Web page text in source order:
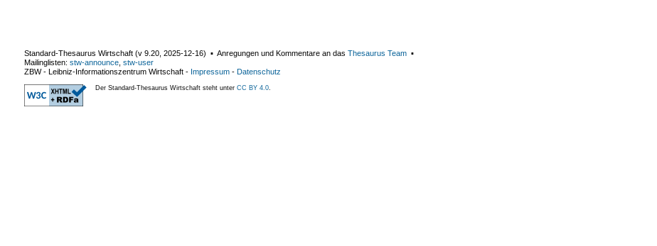
Standard-Thesaurus Wirtschaft (v 9.20 2025-12-16) ▪ Anregungen und Kommentare an das Thesaurus Team ▪
Mailinglisten: stw-announce stw-user
ZBW - Leibniz-Informationszentrum Wirtschaft - Impressum - Datenschutz
Der Standard-Thesaurus Wirtschaft steht unter CC BY 4.0